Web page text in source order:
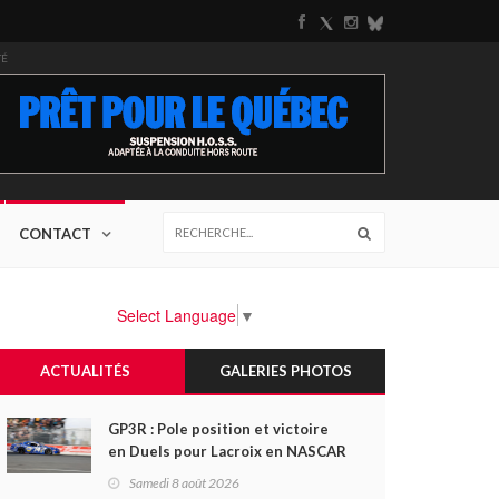
CONTACT
Select Language ▼
ACTUALITÉS GALERIES PHOTOS
GP3R : Pole position et victoire
en Duels pour Lacroix en NASCAR
Canada; Camirand remporte
Samedi 8 août 2026